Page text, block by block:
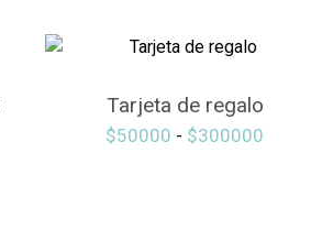
Tarjeta de regalo
$50000 - $300000